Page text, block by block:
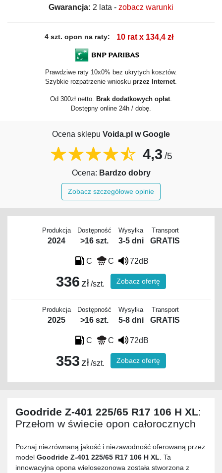
Gwarancja: 2 lata - zobacz warunki
4 szt. opon na raty: 10 rat x 134,4 zł
Prawdziwe raty 10x0% bez ukrytych kosztów.
Szybkie rozpatrzenie wniosku przez Internet
Od 300zł netto. Brak dodatkowych opłat
Dostępny online 24h / dobę.
Ocena sklepu Voida.pl w Google
4,3 /5
Ocena: Bardzo dobry
Zobacz szczegółowe opinie
Produkcja
2024
Dostępność
>16 szt.
Wysyłka
3-5 dni
Transport
GRATIS
C C 72dB
336 zł/szt. Zobacz ofertę
Produkcja
2025
Dostępność
>16 szt.
Wysyłka
5-8 dni
Transport
GRATIS
C C 72dB
353 zł/szt. Zobacz ofertę
Goodride Z-401 225/65 R17 106 H XL:
Przełom w świecie opon całorocznych
Poznaj niezrównaną jakość i niezawodność oferowaną przez
model Goodride Z-401 225/65 R17 106 H XL . Ta
innowacyjna opona wielosezonowa została stworzona z